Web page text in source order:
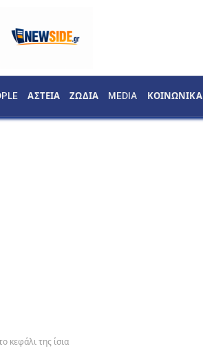
ΑΣΤΕΙΑ ΖΩΔΙΑ MEDIA ΚΟΙΝΩΝΙΚΑ
κεφάλι της ίσια